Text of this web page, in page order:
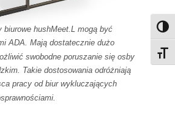
biurowe hushMeet.L mogą być
ADA. Mają dostatecznie dużo
swobodne poruszanie się osby
Takie dostosowania odróżniają
pracy od biur wykluczających